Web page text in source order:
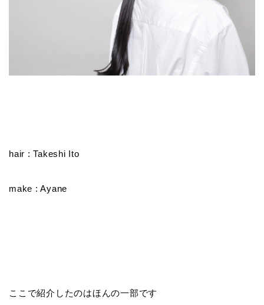
hair : Takeshi Ito
make : Ayane
ここで紹介したのはほんの一部です